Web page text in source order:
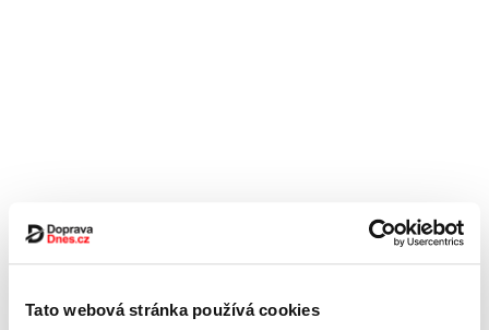
Tato webová stránka používá cookies